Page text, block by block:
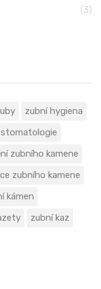
(3)
zubní hygiena
zubního kamene
zubního kamene
kámen
zubní kaz